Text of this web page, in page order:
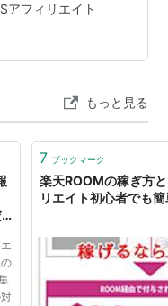
点
に挑戦して挫折す
す。 ❌ 報酬単価が
やすことが目的に
アフィリエイト
もっと見る
7 ブックマーク
楽天ROOMの稼ぎ方
リエイト初心者でも